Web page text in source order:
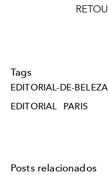
Tags
EDITORIAL-DE-BELEZA
EDITORIAL
PARIS
Posts relacionados